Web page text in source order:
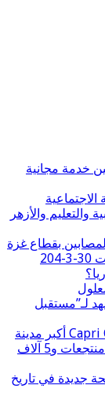
قدمت أكثر من 103 ملايين خدمة مجانية
والتعليم والأزهر
بقطاع غزة
لـ”مستقبل
مجموعة بيك الباتروس للفنادق تطلق Capri City أكبر مدينة
سياحية متكاملة في سهل حشيش تضم 6 منتجعات و5 آلاف
جديدة في تاريخ